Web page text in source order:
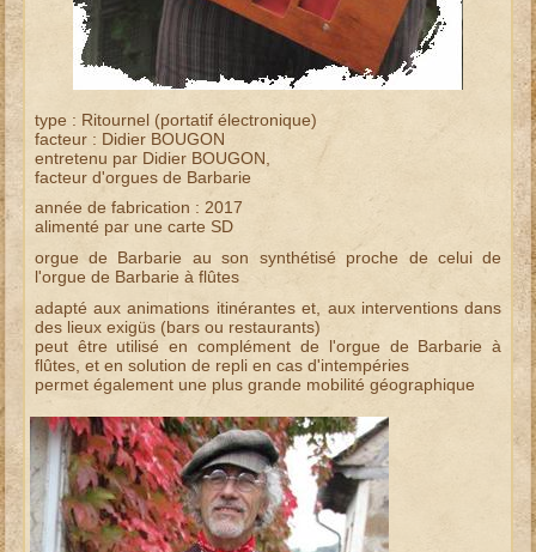
type : Ritournel (portatif électronique)
facteur : Didier BOUGON
entretenu par Didier BOUGON,
facteur d'orgues de Barbarie
année de fabrication : 2017
alimenté par une carte SD
orgue de Barbarie au son synthétisé proche de celui de
l'orgue de Barbarie à flûtes
adapté aux animations itinérantes et, aux interventions dans
des lieux exigüs (bars ou restaurants)
peut être utilisé en complément de l'orgue de Barbarie à
flûtes, et en solution de repli en cas d'intempéries
permet également une plus grande mobilité géographique